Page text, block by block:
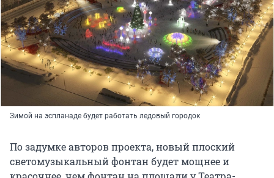
Зимой на эспланаде будет работать ледовый городок
По задумке авторов проекта, новый плоский
светомузыкальный фонтан будет мощнее и